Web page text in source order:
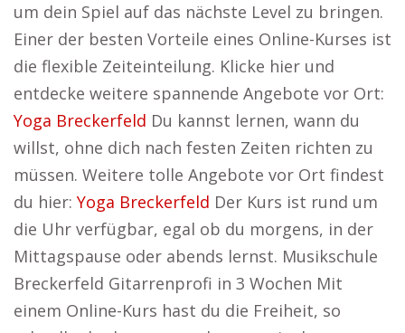
um dein Spiel auf das nächste Level zu bringen.
Einer der besten Vorteile eines Online-Kurses ist
die flexible Zeiteinteilung. Klicke hier und
entdecke weitere spannende Angebote vor Ort:
Yoga Breckerfeld Du kannst lernen, wann du
willst, ohne dich nach festen Zeiten richten zu
müssen. Weitere tolle Angebote vor Ort findest
du hier: Yoga Breckerfeld Der Kurs ist rund um
die Uhr verfügbar, egal ob du morgens, in der
Mittagspause oder abends lernst. Musikschule
Breckerfeld Gitarrenprofi in 3 Wochen Mit
einem Online-Kurs hast du die Freiheit, so